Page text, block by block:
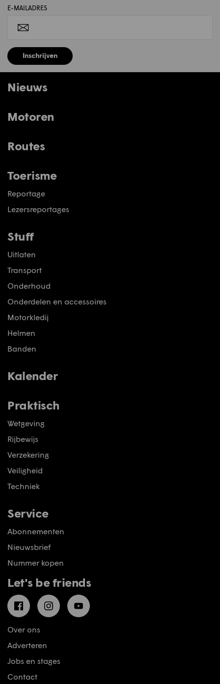
E-MAILADRES
Inschrijven
Nieuws
Motoren
Routes
Toerisme
Reportage
Lezersreportages
Stuff
Uitlaten
Transport
Onderhoud
Onderdelen en accessoires
Motorkledij
Helmen
Banden
Kalender
Praktisch
Wetgeving
Rijbewijs
Verzekering
Veiligheid
Techniek
Service
Abonnementen
Nieuwsbrief
Nummer kopen
Let's be friends
FacebookInstagramYouTube
Over ons
Adverteren
Jobs en stages
Contact